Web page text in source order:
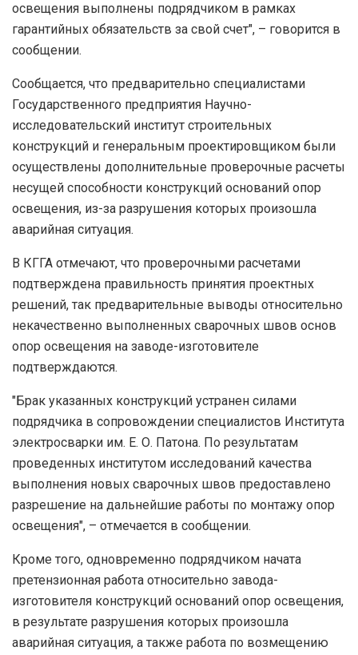
освещения выполнены подрядчиком в рамках
гарантийных обязательств за свой счет", – говорится в
сообщении.
Сообщается, что предварительно специалистами
Государственного предприятия Научно-
исследовательский институт строительных
конструкций и генеральным проектировщиком были
осуществлены дополнительные проверочные расчеты
несущей способности конструкций оснований опор
освещения, из-за разрушения которых произошла
аварийная ситуация.
В КГГА отмечают, что проверочными расчетами
подтверждена правильность принятия проектных
решений, так предварительные выводы относительно
некачественно выполненных сварочных швов основ
опор освещения на заводе-изготовителе
подтверждаются.
"Брак указанных конструкций устранен силами
подрядчика в сопровождении специалистов Института
электросварки им. Е. О. Патона. По результатам
проведенных институтом исследований качества
выполнения новых сварочных швов предоставлено
разрешение на дальнейшие работы по монтажу опор
освещения", – отмечается в сообщении.
Кроме того, одновременно подрядчиком начата
претензионная работа относительно завода-
изготовителя конструкций оснований опор освещения,
в результате разрушения которых произошла
аварийная ситуация, а также работа по возмещению